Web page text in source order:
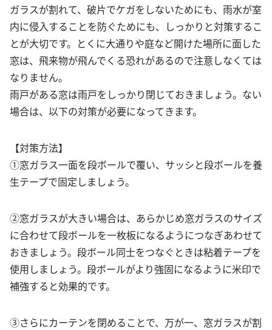
ガラスが割れて、破片でケガをしないためにも、雨水が室
内に侵入することを防ぐためにも、しっかりと対策するこ
とが大切です。とくに大通りや庭など開けた場所に面した
窓は、飛来物が飛んでくる恐れがあるので注意しなくては
なりません。
雨戸がある窓は雨戸をしっかり閉じておきましょう。ない
場合は、以下の対策が必要になってきます。
【対策方法】
①窓ガラス一面を段ボールで覆い、サッシと段ボールを養
生テープで固定しましょう。
②窓ガラスが大きい場合は、あらかじめ窓ガラスのサイズ
に合わせて段ボールを一枚板になるようにつなぎあわせて
おきましょう。段ボール同士をつなぐときは粘着テープを
使用しましょう。段ボールがより強固になるように米印で
補強すると効果的です。
③さらにカーテンを閉めることで、万が一、窓ガラスが割